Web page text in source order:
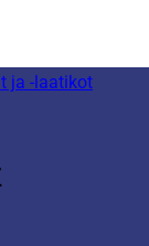
ja -laatikot